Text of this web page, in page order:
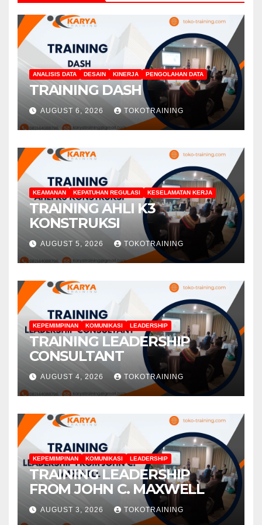
ANALISIS DATA DESAIN KINERJA PENGOLAHAN DATA
TRAINING DASH
AUGUST 6, 2026 TOKOTRAINING
KEAMANAN KEPATUHAN REGULASI KESELAMATAN KERJA
TRAINING AHLI K3
KONSTRUKSI
AUGUST 5, 2026 TOKOTRAINING
KEPEMIMPINAN KOMUNIKASI LEADERSHIP
TRAINING LEADERSHIP
CONSULTANT
AUGUST 4, 2026 TOKOTRAINING
KEPEMIMPINAN KOMUNIKASI LEADERSHIP
TRAINING LEADERSHIP
FROM JOHN C. MAXWELL
AUGUST 3, 2026 TOKOTRAINING